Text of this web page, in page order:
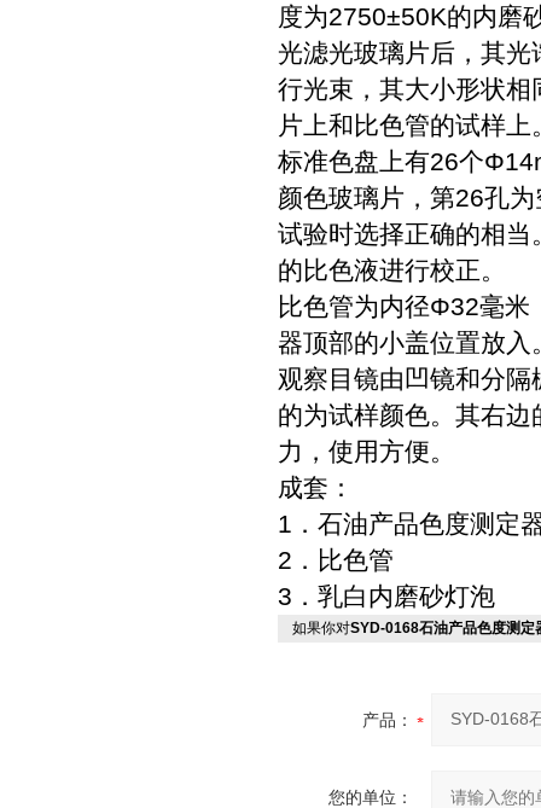
度为2750±50K的内磨
光滤光玻璃片后，其
行光束，其大小形状
片上和比色管的试样上
标准色盘上有26个
颜色玻璃片，第26孔
试验时选择正确的相
的比色液进行校正。
比色管为内径Φ32毫米
器顶部的小盖位置放入
观察目镜由凹镜和分
的为试样颜色。其右
力，使用方便。
成套：
1．石油产品色度测定
2．比色管
3．乳白内磨砂灯泡
如果你对SYD-0168石油产品色度测定
产品：
您的单位：